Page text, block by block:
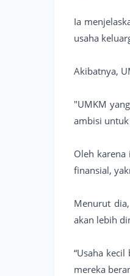
Ia
usaha
Akibatnya,
"UMKM
ambisi
Oleh
finansial,
Menurut
akan lebih
“Usaha
mereka